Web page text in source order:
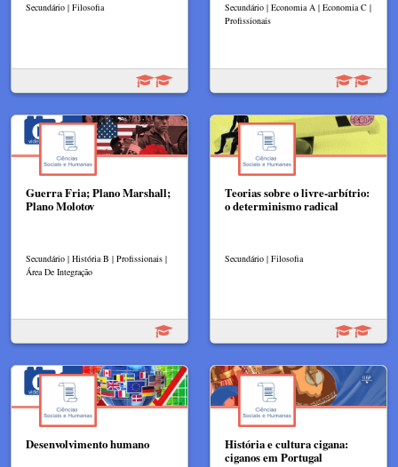
Secundário | Filosofia
Secundário | Economia A | Economia C |
Profissionais
Guerra Fria; Plano Marshall;
Plano Molotov
Secundário | História B | Profissionais |
Área De Integração
Teorias sobre o livre-arbítrio:
o determinismo radical
Secundário | Filosofia
Desenvolvimento humano
História e cultura cigana:
ciganos em Portugal